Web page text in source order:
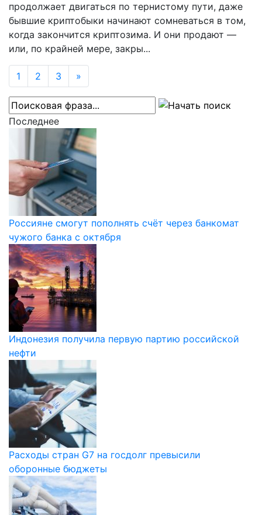
продолжает двигаться по тернистому пути, даже
бывшие криптобыки начинают сомневаться в том,
когда закончится криптозима. И они продают —
или, по крайней мере, закры...
1 2 3 »
Последнее
Россияне смогут пополнять счёт через банкомат
чужого банка с октября
Индонезия получила первую партию российской
нефти
Расходы стран G7 на госдолг превысили
оборонные бюджеты